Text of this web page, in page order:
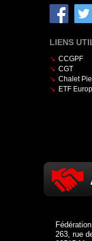
LIENS
CCGPF
CGT
Chalet
ETF
263, rue